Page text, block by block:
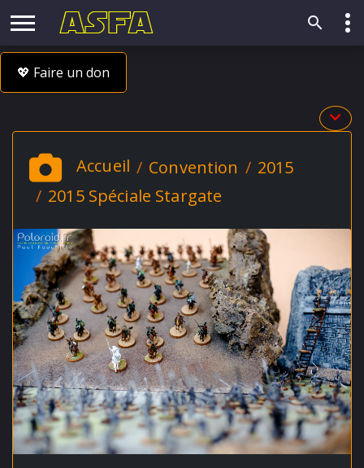
💖 Faire un don
Accueil Convention
2015
2015 Spéciale Stargate